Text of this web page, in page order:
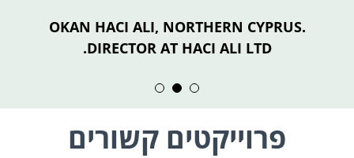
OKAN HACI ALI, NORTHERN CYPRUS.
DIRECTOR AT HACI ALI LTD.
פרוייקטים קשורים